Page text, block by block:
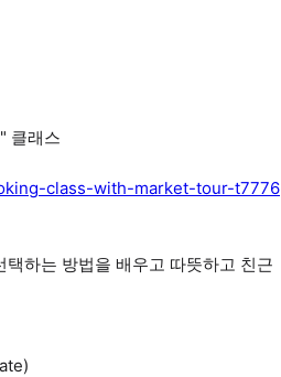
클래스
class-with-market-tour-t7776
하는 방법을 배우고 따뜻하고 친근